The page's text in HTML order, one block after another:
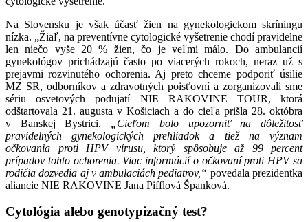
Na Slovensku je však účasť žien na gynekologickom skríningu
nízka. „Žiaľ, na preventívne cytologické vyšetrenie chodí pravidelne
len niečo vyše 20 % žien, čo je veľmi málo. Do ambulancií
gynekológov prichádzajú často po viacerých rokoch, neraz už s
prejavmi rozvinutého ochorenia. Aj preto chceme podporiť úsilie
MZ SR, odborníkov a zdravotných poisťovní a zorganizovali sme
sériu osvetových podujatí NIE RAKOVINE TOUR, ktorá
odštartovala 21. augusta v Košiciach a do cieľa prišla 28. októbra
v Banskej Bystrici.
„Cieľom bolo upozorniť na dôležitosť
pravidelných gynekologických prehliadok a tiež na význam
očkovania proti HPV vírusu, ktorý spôsobuje až 99 percent
prípadov tohto ochorenia. Viac informácií o očkovaní proti HPV sa
rodičia dozvedia aj v ambulaciách pediatrov,“ povedala prezidentka
aliancie NIE RAKOVINE Jana Pifflová Španková.
Cytológia alebo genotypizačný test?